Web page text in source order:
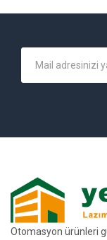
Otomasyon ürünleri